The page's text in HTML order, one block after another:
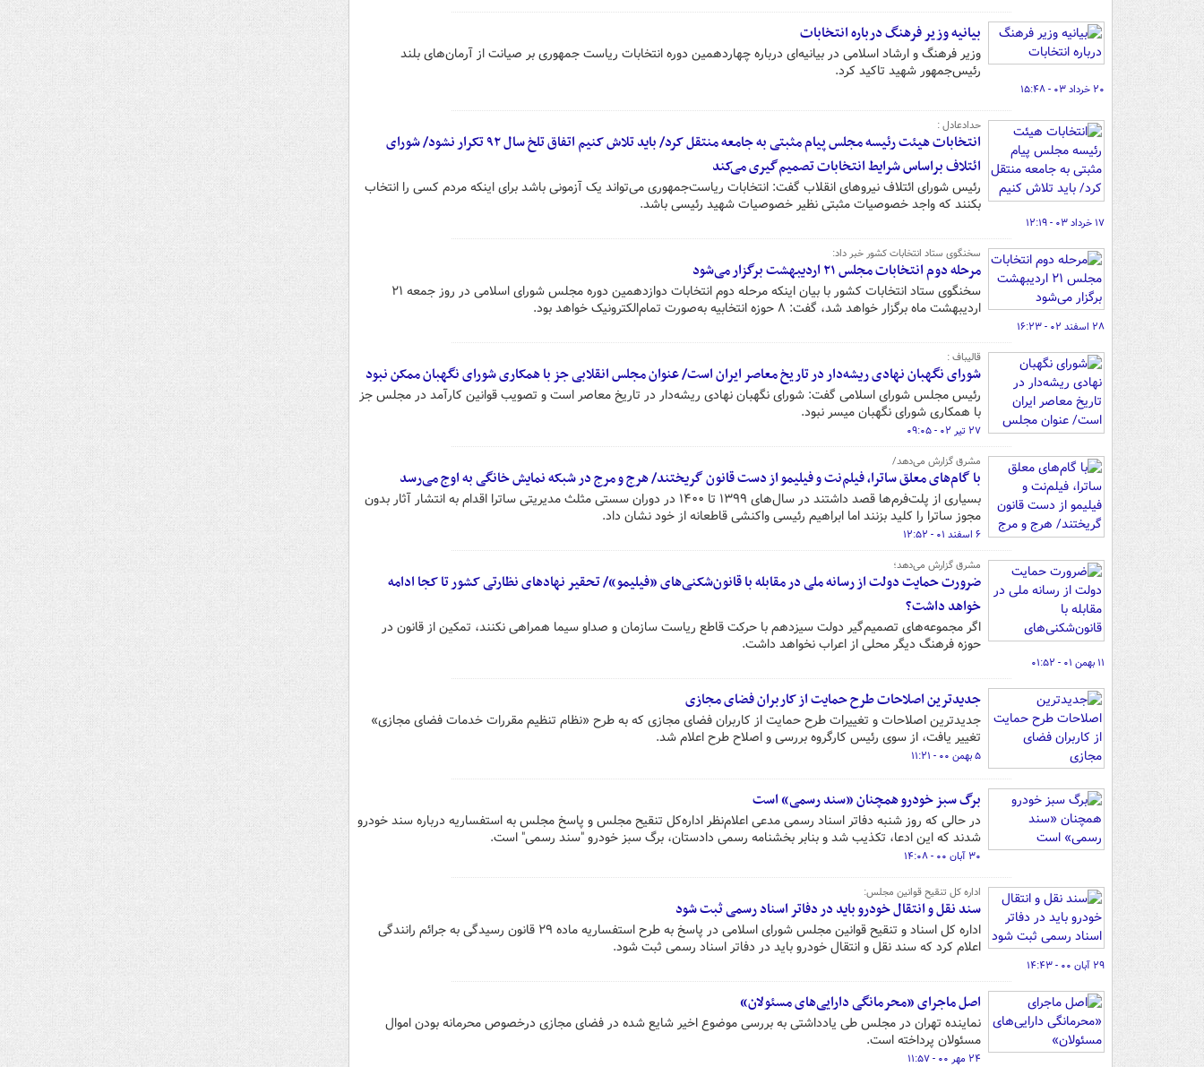
بیانیه وزیر فرهنگ درباره انتخابات
وزیر فرهنگ و ارشاد اسلامی در بیانیه‌ای درباره چهاردهمین دوره انتخابات ریاست جمهوری بر صیانت از آرمان‌های بلند
رئیس‌جمهور شهید تاکید کرد.
۲۰ خرداد ۰۳ - ۱۵:۴۸
حدادعادل :
انتخابات هیئت رئیسه مجلس پیام مثبتی به جامعه منتقل کرد/ باید تلاش کنیم اتفاق تلخ سال ۹۲ تکرار نشود/ شورای
ائتلاف براساس شرایط انتخابات تصمیم‌گیری می‌کند
رئیس شورای ائتلاف نیروهای انقلاب گفت: انتخابات ریاست‌جمهوری می‌تواند یک آزمونی باشد برای اینکه مردم کسی را انتخاب
بکنند که واجد خصوصیات مثبتی نظیر خصوصیات شهید رئیسی باشد.
۱۷ خرداد ۰۳ - ۱۲:۱۹
سخنگوی ستاد انتخابات کشور خبر داد:
مرحله دوم انتخابات مجلس ۲۱ اردیبهشت برگزار می‌شود
سخنگوی ستاد انتخابات کشور با بیان اینکه مرحله دوم انتخابات دوازدهمین دوره مجلس شورای اسلامی در روز جمعه ۲۱
اردیبهشت ماه برگزار خواهد شد، گفت: ۸ حوزه انتخابیه به‌صورت تمام‌الکترونیک خواهد بود.
۲۸ اسفند ۰۲ - ۱۶:۲۳
قالیباف :
شورای نگهبان نهادی ریشه‌دار در تاریخ معاصر ایران است/ عنوان مجلس انقلابی جز با همکاری شورای نگهبان ممکن نبود
رئیس مجلس شورای اسلامی گفت: شورای نگهبان نهادی ریشه‌دار در تاریخ معاصر است و تصویب قوانین کارآمد در مجلس جز
با همکاری شورای نگهبان میسر نبود.
۲۷ تیر ۰۲ - ۰۹:۰۵
مشرق گزارش می‌دهد/
با گام‌های معلق ساترا، فیلم‌نت و فیلیمو از دست قانون گریختند/ هرج و مرج در شبکه نمایش خانگی به اوج می‌رسد
بسیاری از پلت‌فرم‌ها قصد داشتند در سال‌های ۱۳۹۹ تا ۱۴۰۰ در دوران سستی مثلث مدیریتی ساترا اقدام به انتشار آثار بدون
مجوز ساترا را کلید بزنند اما ابراهیم رئیسی واکنشی قاطعانه از خود نشان داد.
۶ اسفند ۰۱ - ۱۲:۵۲
مشرق گزارش می‌دهد؛
ضرورت حمایت دولت از رسانه ملی در مقابله با قانون‌شکنی‌های «فیلیمو»/ تحقیر نهادهای نظارتی کشور تا کجا ادامه
خواهد داشت؟
اگر مجموعه‌های تصمیم‌گیر دولت سیزدهم با حرکت قاطع ریاست سازمان و صداو سیما همراهی نکنند، تمکین از قانون در
حوزه فرهنگ دیگر محلی از اعراب نخواهد داشت.
۱۱ بهمن ۰۱ - ۰۱:۵۲
جدیدترین اصلاحات طرح حمایت از کاربران فضای مجازی
جدیدترین اصلاحات و تغییرات طرح حمایت از کاربران فضای مجازی که به طرح «نظام تنظیم مقررات خدمات فضای مجازی»
تغییر یافت، از سوی رئیس کارگروه بررسی و اصلاح طرح اعلام شد.
۵ بهمن ۰۰ - ۱۱:۲۱
برگ سبز خودرو همچنان «سند رسمی» است
در حالی که روز شنبه دفاتر اسناد رسمی مدعی اعلام‌نظر اداره‌کل تنقیح مجلس و پاسخ مجلس به استفساریه درباره سند خودرو
شدند که این ادعا، تکذیب شد و بنابر بخشنامه رسمی دادستان، برگ سبز خودرو "سند رسمی" است.
۳۰ آبان ۰۰ - ۱۴:۰۸
اداره کل تنقیح قوانین مجلس:
سند نقل و انتقال خودرو باید در دفاتر اسناد رسمی ثبت شود
اداره کل اسناد و تنقیح قوانین مجلس شورای اسلامی در پاسخ به طرح استفساریه ماده ۲۹ قانون رسیدگی به جرائم رانندگی
اعلام کرد که سند نقل و انتقال خودرو باید در دفاتر اسناد رسمی ثبت شود.
۲۹ آبان ۰۰ - ۱۴:۴۳
اصل ماجرای «محرمانگی دارایی‌های مسئولان»
نماینده تهران در مجلس طی یادداشتی به بررسی موضوع اخیر شایع شده در فضای مجازی درخصوص محرمانه بودن اموال
مسئولان پرداخته است.
۲۴ مهر ۰۰ - ۱۱:۵۷